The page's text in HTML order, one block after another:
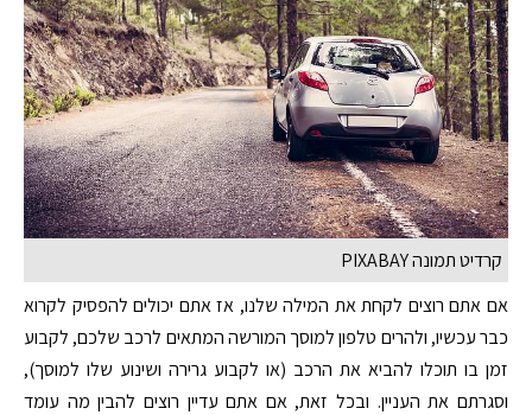
קרדיט תמונה PIXABAY
אם אתם רוצים לקחת את המילה שלנו, אז אתם יכולים להפסיק לקרוא
כבר עכשיו, ולהרים טלפון למוסך המורשה המתאים לרכב שלכם, לקבוע
זמן בו תוכלו להביא את הרכב (או לקבוע גרירה ושינוע שלו למוסך),
וסגרתם את העניין. ובכל זאת, אם אתם עדיין רוצים להבין מה עומד